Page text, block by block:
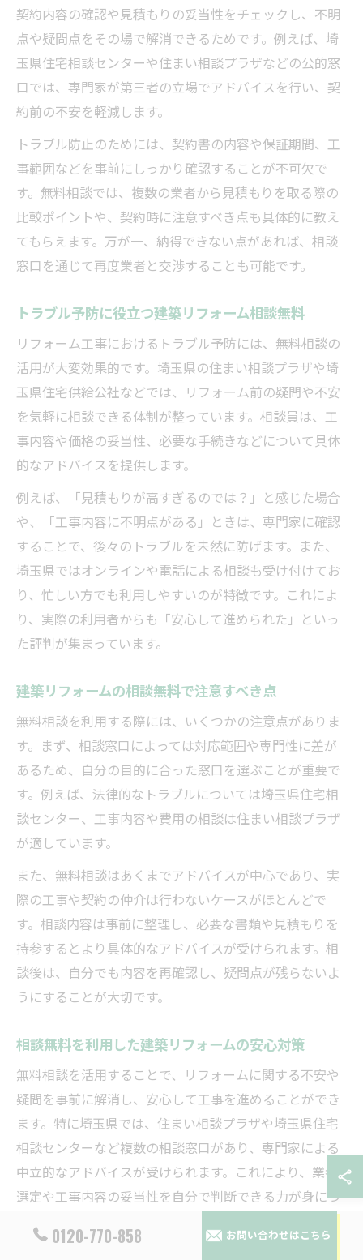
契約内容の確認や見積もりの妥当性をチェックし、不明
点や疑問点をその場で解消できるためです。例えば、埼
玉県住宅相談センターや住まい相談プラザなどの公的窓
口では、専門家が第三者の立場でアドバイスを行い、契
約前の不安を軽減します。
トラブル防止のためには、契約書の内容や保証期間、工
事範囲などを事前にしっかり確認することが不可欠で
す。無料相談では、複数の業者から見積もりを取る際の
比較ポイントや、契約時に注意すべき点も具体的に教え
てもらえます。万が一、納得できない点があれば、相談
窓口を通じて再度業者と交渉することも可能です。
トラブル予防に役立つ建築リフォーム相談無料
リフォーム工事におけるトラブル予防には、無料相談の
活用が大変効果的です。埼玉県の住まい相談プラザや埼
玉県住宅供給公社などでは、リフォーム前の疑問や不安
を気軽に相談できる体制が整っています。相談員は、工
事内容や価格の妥当性、必要な手続きなどについて具体
的なアドバイスを提供します。
例えば、「見積もりが高すぎるのでは？」と感じた場合
や、「工事内容に不明点がある」ときは、専門家に確認
することで、後々のトラブルを未然に防げます。また、
埼玉県ではオンラインや電話による相談も受け付けてお
り、忙しい方でも利用しやすいのが特徴です。これによ
り、実際の利用者からも「安心して進められた」といっ
た評判が集まっています。
建築リフォームの相談無料で注意すべき点
無料相談を利用する際には、いくつかの注意点がありま
す。まず、相談窓口によっては対応範囲や専門性に差が
あるため、自分の目的に合った窓口を選ぶことが重要で
す。例えば、法律的なトラブルについては埼玉県住宅相
談センター、工事内容や費用の相談は住まい相談プラザ
が適しています。
また、無料相談はあくまでアドバイスが中心であり、実
際の工事や契約の仲介は行わないケースがほとんどで
す。相談内容は事前に整理し、必要な書類や見積もりを
持参するとより具体的なアドバイスが受けられます。相
談後は、自分でも内容を再確認し、疑問点が残らないよ
うにすることが大切です。
相談無料を利用した建築リフォームの安心対策
無料相談を活用することで、リフォームに関する不安や
疑問を事前に解消し、安心して工事を進めることができ
ます。特に埼玉県では、住まい相談プラザや埼玉県住宅
相談センターなど複数の相談窓口があり、専門家による
中立的なアドバイスが受けられます。これにより、業者
選定や工事内容の妥当性を自分で判断できる力が身につ
0120-770-858 お問い合わせはこちら